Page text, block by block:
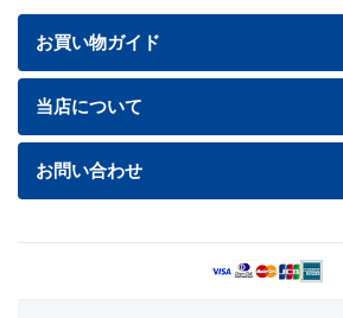
お買い物ガイド
お買い物ガイド
送料・配送について
お支払い方法
当店について
特定商取引法に基づく表記
お問い合わせ